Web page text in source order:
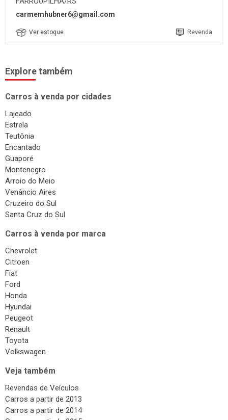
Rua Francisco Balbinotti, 17 - São Roque
FARROUPILHA/RS
carmemhubner6@gmail.com
Carros à venda por cidades
Lajeado
Estrela
Teutônia
Encantado
Guaporé
Montenegro
Arroio do Meio
Venâncio Aires
Cruzeiro do Sul
Santa Cruz do Sul
Carros à venda por marca
Chevrolet
Citroen
Fiat
Ford
Honda
Hyundai
Peugeot
Renault
Toyota
Volkswagen
Veja também
Revendas de Veículos
Carros a partir de 2013